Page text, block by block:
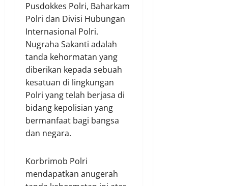
Pusdokkes Polri, Baharkam
Polri dan Divisi Hubungan
Internasional Polri.
Nugraha Sakanti adalah
tanda kehormatan yang
diberikan kepada sebuah
kesatuan di lingkungan
Polri yang telah berjasa di
bidang kepolisian yang
bermanfaat bagi bangsa
dan negara.
Korbrimob Polri
mendapatkan anugerah